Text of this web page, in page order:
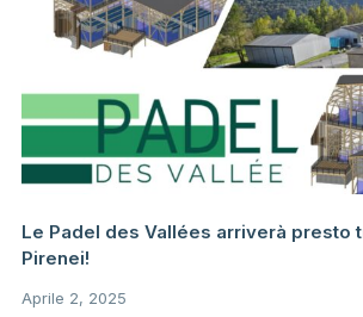
Le Padel des Vallées arriverà presto
Pirenei!
Aprile 2, 2025